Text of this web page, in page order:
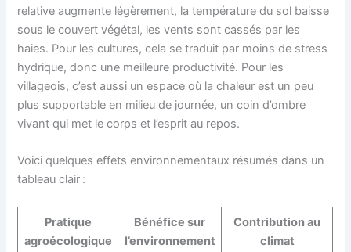
relative augmente légèrement, la température du sol baisse
sous le couvert végétal, les vents sont cassés par les
haies. Pour les cultures, cela se traduit par moins de stress
hydrique, donc une meilleure productivité. Pour les
villageois, c’est aussi un espace où la chaleur est un peu
plus supportable en milieu de journée, un coin d’ombre
vivant qui met le corps et l’esprit au repos.
Voici quelques effets environnementaux résumés dans un
tableau clair :
Pratique
agroécologique
Bénéfice sur
l’environnement
Contribution au
climat